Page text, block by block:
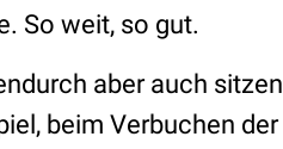
So weit, so gut.
aber auch sitzen
beim Verbuchen der